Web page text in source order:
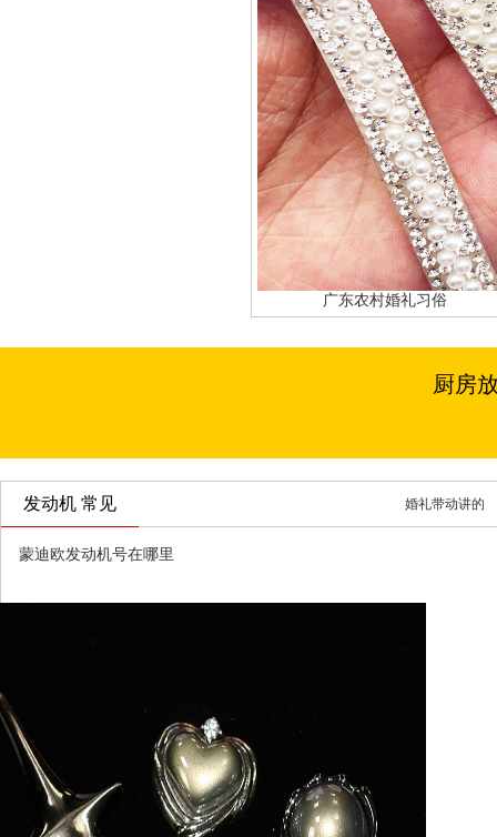
广东农村婚礼习俗
厨房
发动机 常见 婚礼带动讲的
蒙迪欧发动机号在哪里